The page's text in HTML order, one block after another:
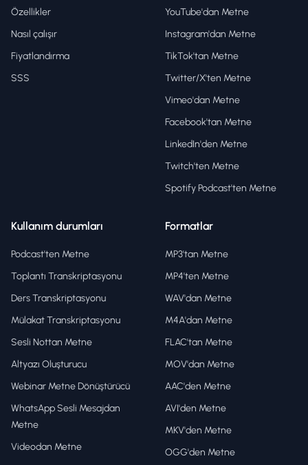
Özellikler
Nasıl çalışır
Fiyatlandırma
SSS
YouTube'dan Metne
Instagram'dan Metne
TikTok'tan Metne
Twitter/X'ten Metne
Vimeo'dan Metne
Facebook'tan Metne
LinkedIn'den Metne
Twitch'ten Metne
Spotify Podcast'ten Metne
Kullanım durumları
Podcast'ten Metne
Toplantı Transkriptasyonu
Ders Transkriptasyonu
Mülakat Transkriptasyonu
Sesli Nottan Metne
Altyazı Oluşturucu
Webinar Metne Dönüştürücü
WhatsApp Sesli Mesajdan
Metne
Videodan Metne
Formatlar
MP3'tan Metne
MP4'ten Metne
WAV'dan Metne
M4A'dan Metne
FLAC'tan Metne
MOV'dan Metne
AAC'den Metne
AVI'den Metne
MKV'den Metne
OGG'den Metne